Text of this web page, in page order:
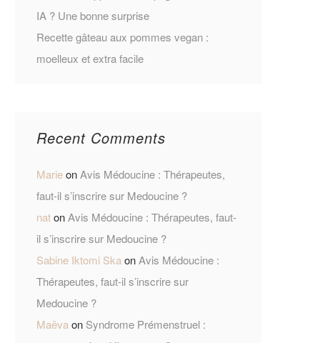
IA ? Une bonne surprise
Recette gâteau aux pommes vegan :
moelleux et extra facile
Recent Comments
MarieonAvis Médoucine : Thérapeutes,
faut-il s’inscrire sur Medoucine ?
natonAvis Médoucine : Thérapeutes, faut-
il s’inscrire sur Medoucine ?
Sabine Iktomi SkaonAvis Médoucine :
Thérapeutes, faut-il s’inscrire sur
Medoucine ?
Maëvaon Syndrome Prémenstruel :